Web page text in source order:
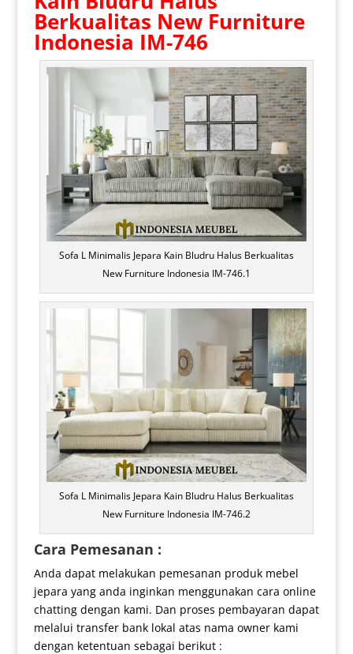
Berkualitas New Furniture
Indonesia IM-746
Sofa L Minimalis Jepara Kain Bludru Halus Berkualitas
New Furniture Indonesia IM-746.1
Sofa L Minimalis Jepara Kain Bludru Halus Berkualitas
New Furniture Indonesia IM-746.2
Cara Pemesanan :
Anda dapat melakukan pemesanan produk mebel
jepara yang anda inginkan menggunakan cara online
chatting dengan kami. Dan proses pembayaran dapat
melalui transfer bank lokal atas nama owner kami
dengan ketentuan sebagai berikut :